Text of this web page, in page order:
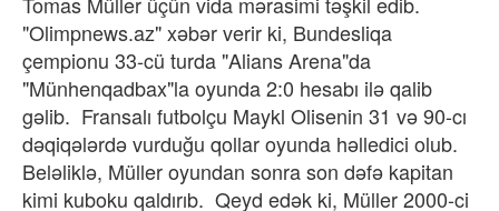
"Olimpnews.az" xəbər verir ki, Bundesliqa
çempionu 33-cü turda "Alians Arena"da
"Münhenqadbax"la oyunda 2:0 hesabı ilə qalib
gəlib. Fransalı futbolçu Maykl Olisenin 31 və 90-cı
dəqiqələrdə vurduğu qollar oyunda həlledici olub.
Beləliklə, Müller oyundan sonra son dəfə kapitan
kimi kuboku qaldırıb. Qeyd edək ki, Müller 2000-ci